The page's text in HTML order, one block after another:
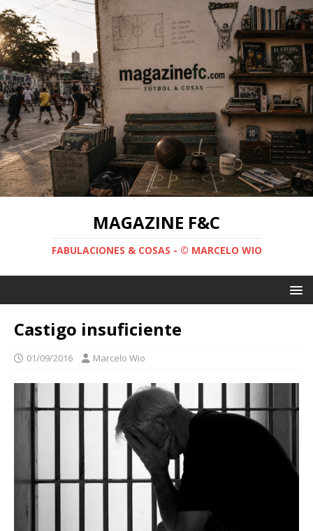
MAGAZINE F&C
FABULACIONES & COSAS - © MARCELO WIO
Castigo insuficiente
01/09/2016 Marcelo Wio